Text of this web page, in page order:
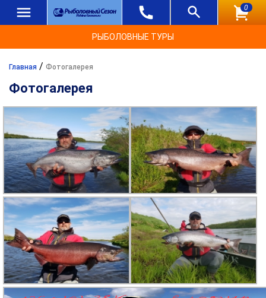
0
РЫБОЛОВНЫЕ ТУРЫ
Главная / Фотогалерея
Фотогалерея